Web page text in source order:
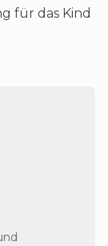
für das Kind